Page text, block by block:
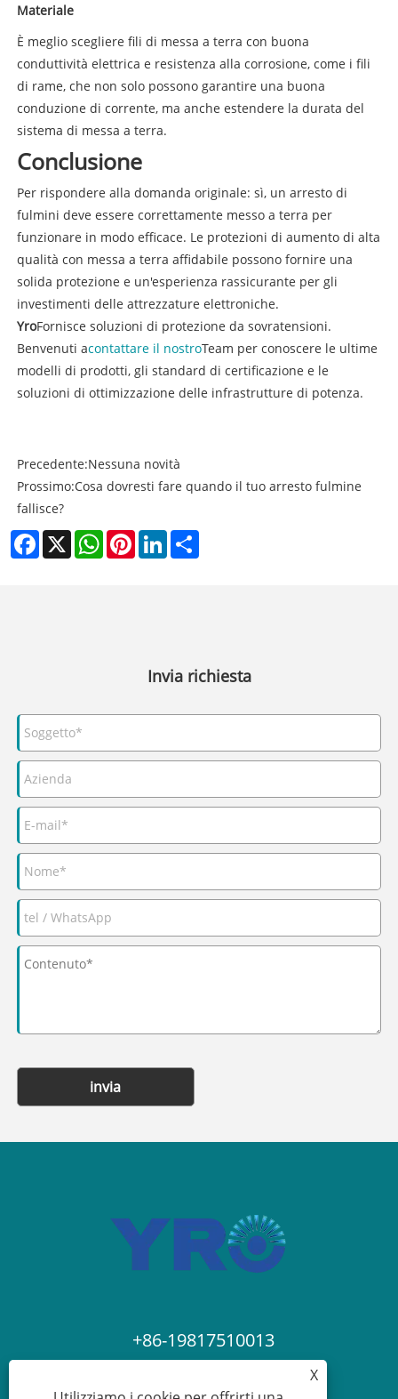
Materiale
È meglio scegliere fili di messa a terra con buona
conduttività elettrica e resistenza alla corrosione, come i fili
di rame, che non solo possono garantire una buona
conduzione di corrente, ma anche estendere la durata del
sistema di messa a terra.
Conclusione
Per rispondere alla domanda originale: sì, un arresto di
fulmini deve essere correttamente messo a terra per
funzionare in modo efficace. Le protezioni di aumento di alta
qualità con messa a terra affidabile possono fornire una
solida protezione e un'esperienza rassicurante per gli
investimenti delle attrezzature elettroniche.
YroFornisce soluzioni di protezione da sovratensioni.
Benvenuti acontattare il nostroTeam per conoscere le ultime
modelli di prodotti, gli standard di certificazione e le
soluzioni di ottimizzazione delle infrastrutture di potenza.
Precedente:Nessuna novità
Prossimo:Cosa dovresti fare quando il tuo arresto fulmine
fallisce?
Facebook
X WhatsAppPinterestLinkedIn
Invia richiesta
invia
+86-19817510013
X